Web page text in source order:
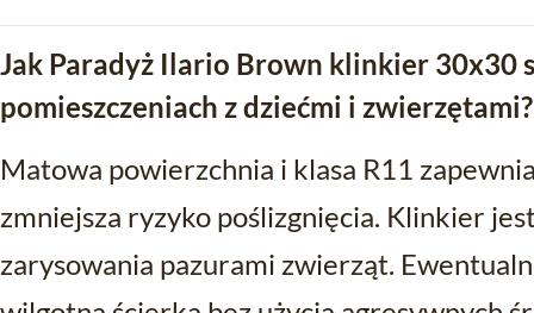
Jak Paradyż Ilario Brown klinkier 30x30
pomieszczeniach z dziećmi i zwierzętami?
Matowa powierzchnia i klasa R11
zmniejsza ryzyko poślizgnięcia. Klinkier
zarysowania pazurami zwierząt.